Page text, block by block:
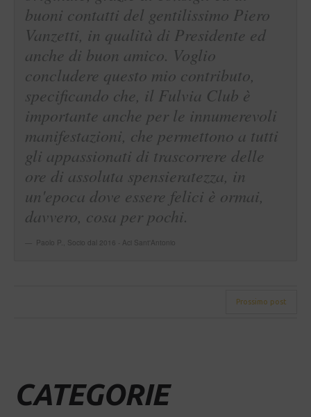
buoni contatti del gentilissimo Piero
Vanzetti, in qualità di Presidente ed
anche di buon amico. Voglio
concludere questo mio contributo,
specificando che, il Fulvia Club è
importante anche per le innumerevoli
manifestazioni, che permettono a tutti
gli appassionati di trascorrere delle
ore di assoluta spensieratezza, in
un'epoca dove essere felici è ormai,
davvero, cosa per pochi.
Paolo P., Socio dal 2016 - Aci Sant'Antonio
Prossimo post
CATEGORIE